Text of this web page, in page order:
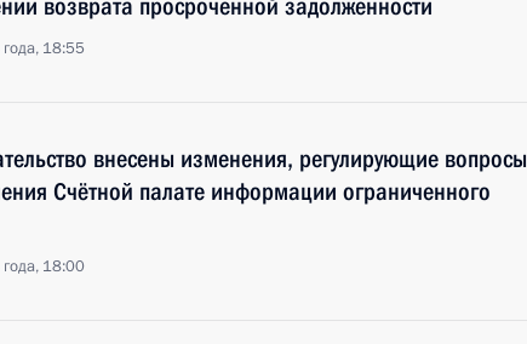
возврата просроченной задолженности
18:55
внесены изменения, регулирующие вопросы
Счётной палате информации ограниченного
года, 18:00